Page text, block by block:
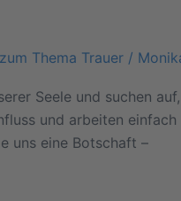
Thema Trauer /
Seele und suchen
und arbeiten
uns eine Botschaft –